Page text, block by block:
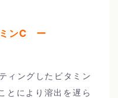
ンC ー
ィングしたビタミン
とにより溶出を遅ら